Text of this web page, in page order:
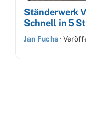
Ständerwerk
Schnell in 5
Jan Fuchs·